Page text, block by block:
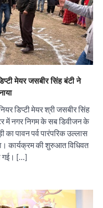
मेयर जसबीर सिंह बंटी ने
डिप्टी मेयर श्री जसबीर सिंह
में नगर निगम के सब डिवीजन के
का पावन पर्व पारंपरिक उल्लास
कार्यक्रम की शुरुआत विधिवत
गई। […]